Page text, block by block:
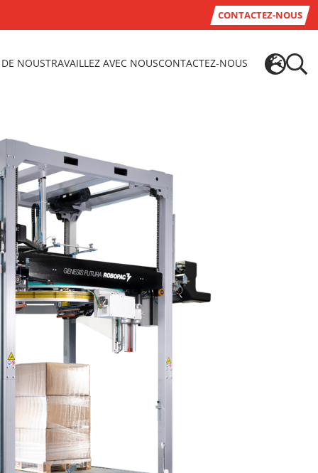
CONTACTEZ-NOUS
NOUSTRAVAILLEZ AVEC NOUSCONTACTEZ-NOUS